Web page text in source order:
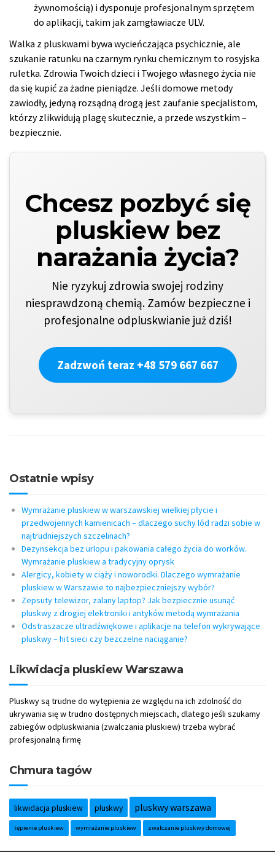
żywnomością) i dysponuje profesjonalnym sprzętem
do aplikacji, takim jak zamgławiacze ULV.
Walka z pluskwami bywa wycieńczająca psychicznie, ale
szukanie ratunku na czarnym rynku chemicznym to rosyjska
ruletka. Zdrowia Twoich dzieci i Twojego własnego życia nie
da się kupić za żadne pieniądze. Jeśli domowe metody
zawiodły, jedyną rozsądną drogą jest zaufanie specjalistom,
którzy zlikwidują plagę skutecznie, a przede wszystkim –
bezpiecznie.
Chcesz pozbyć się
pluskiew bez
narażania życia?
Nie ryzykuj zdrowia swojej rodziny
niesprawdzoną chemią. Zamów bezpieczne i
profesjonalne odpluskwianie już dziś!
Zadzwoń teraz +48 579 667 667
Ostatnie wpisy
Wymrażanie pluskiew w warszawskiej wielkiej płycie i
przedwojennych kamienicach – dlaczego suchy lód radzi sobie w
najtrudniejszych szczelinach?
Dezynsekcja bez urlopu i pakowania całego życia do worków.
Wymrażanie pluskiew a tradycyjny oprysk
Alergicy, kobiety w ciąży i noworodki. Dlaczego wymrażanie
pluskiew w Warszawie to najbezpieczniejszy wybór?
Zepsuty telewizor, zalany laptop? Jak bezpiecznie usunąć
pluskwy z drogiej elektroniki i antyków metodą wymrażania
Odstraszacze ultradźwiękowe i aplikacje na telefon wykrywające
pluskwy – hit sieci czy bezczelne naciąganie?
Likwidacja pluskiew Warszawa
Pluskwy są trudne do wytępienia ze względu na ich zdolność do
ukrywania się w trudno dostępnych miejscach, dlatego jeśli szukamy
zabiegów odpluskwiania (zwalczania pluskiew) trzeba wybrać
profesjonalną firmę
Chmura tagów
likwidacja pluskiew pluskwy pluskwy warszawa
tępienie pluskiew wymrażanie pluskiew zwalczanie pluskwy domowej